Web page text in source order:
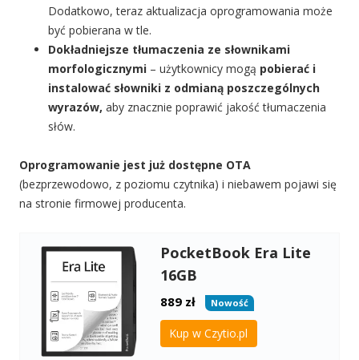
Dodatkowo, teraz aktualizacja oprogramowania może
być pobierana w tle.
Dokładniejsze tłumaczenia ze słownikami
morfologicznymi – użytkownicy mogą pobierać i
instalować słowniki z odmianą poszczególnych
wyrazów, aby znacznie poprawić jakość tłumaczenia
słów.
Oprogramowanie jest już dostępne OTA
(bezprzewodowo, z poziomu czytnika) i niebawem pojawi się
na stronie firmowej producenta.
PocketBook Era Lite
16GB
889zł Nowość
Kup w Czytio.pl